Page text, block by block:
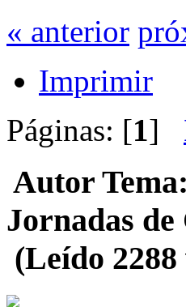
« anterior
Imprimir
Páginas: [1]
Autor
Jornadas
(Leído 2288